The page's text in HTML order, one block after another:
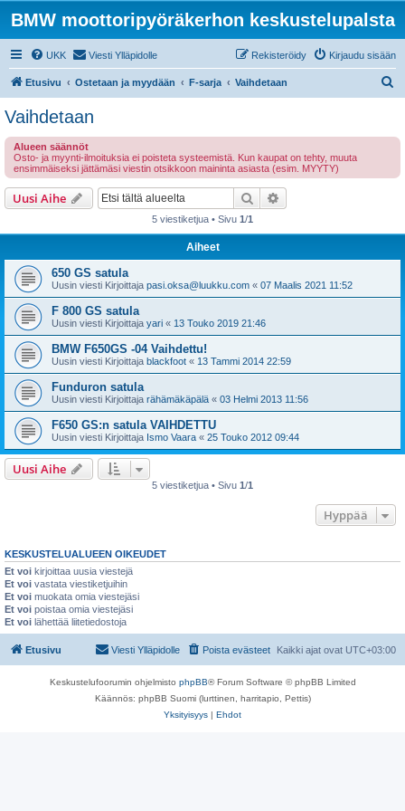
BMW moottoripyöräkerhon keskustelupalsta
UKK Viesti Ylläpidolle Kirjaudu sisään
Rekisteröidy
Etusivu Ostetaan ja myydään F-sarja Vaihdetaan
Vaihdetaan
Alueen säännöt
Osto- ja myynti-ilmoituksia ei poisteta systeemistä. Kun kaupat on tehty, muuta
ensimmäiseksi jättämäsi viestin otsikkoon maininta asiasta (esim. MYYTY)
Uusi Aihe Etsi
5 viestiketjua • Sivu 1/1
Aiheet
650 GS satula
Uusin viesti Kirjoittaja pasi.oksa@luukku.com « 07 Maalis 2021 11:52
F 800 GS satula
Uusin viesti Kirjoittaja yari « 13 Touko 2019 21:46
BMW F650GS -04 Vaihdettu!
Uusin viesti Kirjoittaja blackfoot « 13 Tammi 2014 22:59
Funduron satula
Uusin viesti Kirjoittaja rähämäkäpälä « 03 Helmi 2013 11:56
F650 GS:n satula VAIHDETTU
Uusin viesti Kirjoittaja Ismo Vaara « 25 Touko 2012 09:44
Uusi Aihe
5 viestiketjua • Sivu 1/1
Hyppää
KESKUSTELUALUEEN OIKEUDET
Et voi kirjoittaa uusia viestejä
Et voi vastata viestiketjuihin
Et voi muokata omia viestejäsi
Et voi poistaa omia viestejäsi
Et voi lähettää liitetiedostoja
Etusivu Kaikki ajat ovat UTC+03:00
Poista evästeet
Viesti Ylläpidolle
Keskustelufoorumin ohjelmisto phpBB® Forum Software © phpBB Limited
Käännös: phpBB Suomi (lurttinen, harritapio, Pettis)
Yksityisyys | Ehdot